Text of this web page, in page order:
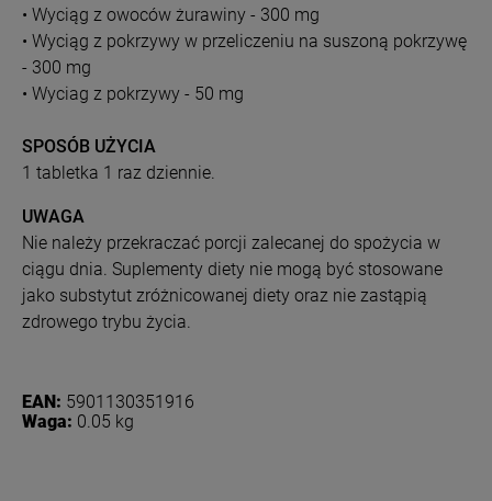
• Wyciąg z owoców żurawiny - 300 mg
• Wyciąg z pokrzywy w przeliczeniu na suszoną pokrzywę
- 300 mg
• Wyciag z pokrzywy - 50 mg
SPOSÓB UŻYCIA
1 tabletka 1 raz dziennie.
UWAGA
Nie należy przekraczać porcji zalecanej do spożycia w
ciągu dnia. Suplementy diety nie mogą być stosowane
jako substytut zróżnicowanej diety oraz nie zastąpią
zdrowego trybu życia.
EAN: 5901130351916
Waga: 0.05 kg